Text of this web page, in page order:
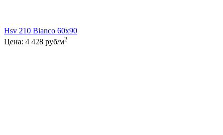
Hsv 210 Bianco 60x90
Цена: 4 428 руб/м2